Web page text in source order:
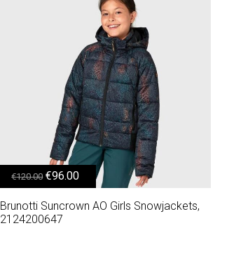
€120.00 Original price was: €120.00.
€96.00Η τρέχουσα τιμή είναι: €96.00.
Brunotti Suncrown AO Girls Snowjackets,
2124200647